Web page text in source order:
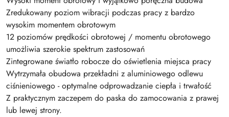
Zredukowany poziom wibracji podczas pracy z bardzo
wysokim momentem obrotowym
12 poziomów prędkości obrotowej / momentu obrotowego
umożliwia szerokie spektrum zastosowań
Zintegrowane światło robocze do oświetlenia miejsca pracy
Wytrzymała obudowa przekładni z aluminiowego odlewu
ciśnieniowego - optymalne odprowadzanie ciepła i trwałość
Z praktycznym zaczepem do paska do zamocowania z prawej
lub lewej strony.